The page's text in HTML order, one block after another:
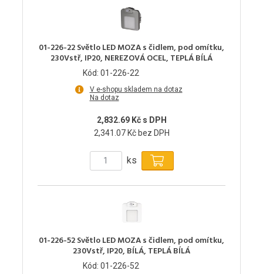
01-226-22 Světlo LED MOZA s čidlem, pod omítku,
230Vstř, IP20, NEREZOVÁ OCEL, TEPLÁ BÍLÁ
Kód: 01-226-22
V e-shopu skladem na dotaz
Na dotaz
2,832.69 Kč s DPH
2,341.07 Kč bez DPH
ks
01-226-52 Světlo LED MOZA s čidlem, pod omítku,
230Vstř, IP20, BÍLÁ, TEPLÁ BÍLÁ
Kód: 01-226-52